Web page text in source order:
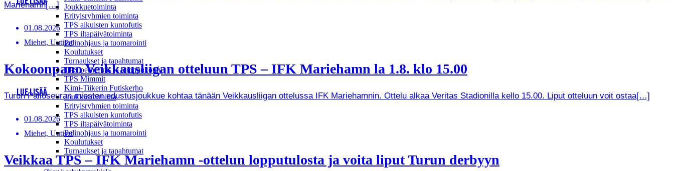
Joukkuetoiminta
Erityisryhmien toiminta
TPS aikuisten kuntofutis
TPS iltapäivätoiminta
Pelinohjaus ja tuomarointi
Koulutukset
Turnaukset ja tapahtumat
TPS perhefutis ja temppukoulu
TPS Mimmit
Kimi-Tiikerin Futiskerho
Joukkuetoiminta
Erityisryhmien toiminta
TPS aikuisten kuntofutis
TPS iltapäivätoiminta
Pelinohjaus ja tuomarointi
Koulutukset
Turnaukset ja tapahtumat
Mariehamn[…]
01.08.2026
Miehet, Uutiset
Kokoonpano Veikkausliigan otteluun TPS – IFK Mariehamn la 1.8. klo 15.00
Turun Palloseuran miesten edustusjoukkue kohtaa tänään Veikkausliigan ottelussa IFK Mariehamnin. Ottelu alkaa Veritas Stadionilla kello 15.00. Liput otteluun voit ostaa[…]
LUE LISÄÄ
01.08.2026
Miehet, Uutiset
Veikkaa TPS – IFK Mariehamn -ottelun lopputulosta ja voita liput Turun derbyyn